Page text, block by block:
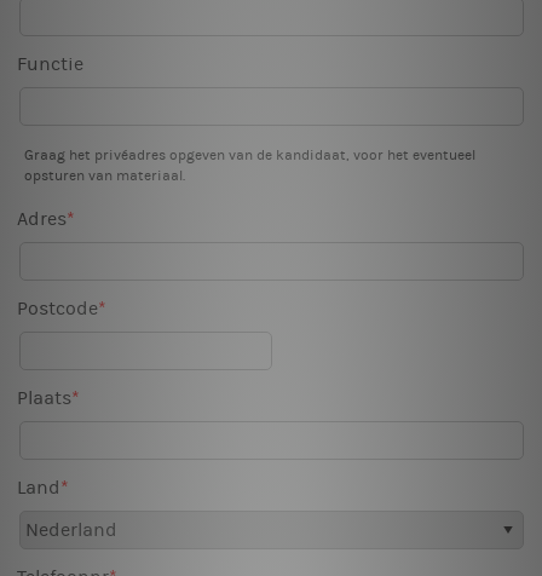
Functie
Graag het privéadres opgeven van de kandidaat, voor het eventueel
opsturen van materiaal.
Adres
Postcode
Plaats
Land